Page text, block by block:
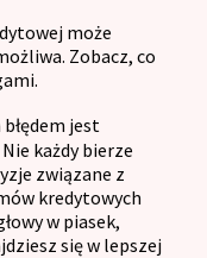
może
Zobacz, co
jest
każdy bierze
związane z
kredytowych
w piasek,
się w lepszej